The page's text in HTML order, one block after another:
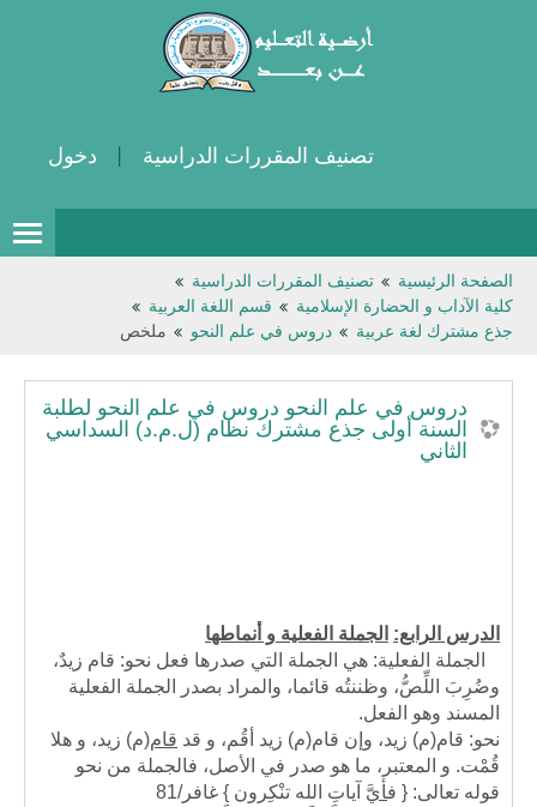
تصنيف المقررات الدراسية دخول
الدروس
الموارد
الصفحة الرئيسية
تصنيف المقررات الدراسية
كلية الآداب و الحضارة الإسلامية
قسم اللغة العربية
جذع مشترك لغة عربية
دروس في علم النحو ملخص
دروس في علم النحو دروس في علم النحو لطلبة
السنة أولى جذع مشترك نظام (ل.م.د) السداسي
الثاني
الدرس الرابع: الجملة الفعلية و أنماطها
الجملة الفعلية: هي الجملة التي صدرها فعل نحو: قام زيدٌ،
وضُرِبَ اللِّصُّ، وظننتُه قائما، والمراد بصدر الجملة الفعلية
المسند وهو الفعل.
نحو: قام(م) زيد، وإن قام(م) زيد أقُم، و قد قام(م) زيد، و هلا
قُمْت. و المعتبر، ما هو صدر في الأصل، فالجملة من نحو
قوله تعالى: { فأيَّ آياتِ الله تنْكِرون } غافر/81